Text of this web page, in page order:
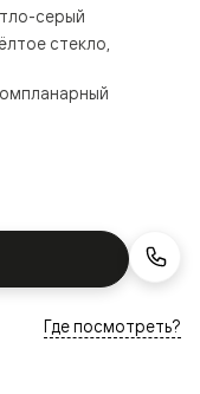
серый
стекло,
Где посмотреть?